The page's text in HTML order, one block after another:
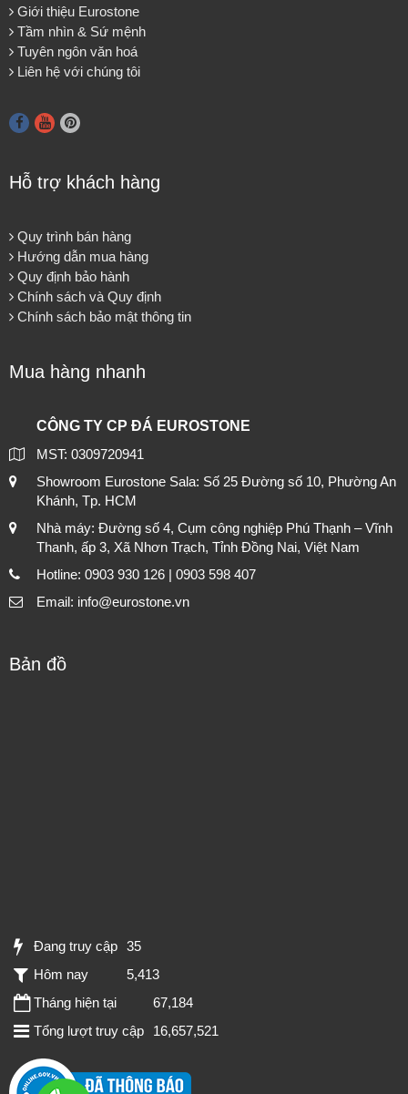
Giới thiệu Eurostone
Tầm nhìn & Sứ mệnh
Tuyên ngôn văn hoá
Liên hệ với chúng tôi
Hỗ trợ khách hàng
Quy trình bán hàng
Hướng dẫn mua hàng
Quy định bảo hành
Chính sách và Quy định
Chính sách bảo mật thông tin
Mua hàng nhanh
CÔNG TY CP ĐÁ EUROSTONE
MST: 0309720941
Showroom Eurostone Sala: Số 25 Đường số 10, Phường An
Khánh, Tp. HCM
Nhà máy: Đường số 4, Cụm công nghiệp Phú Thạnh – Vĩnh
Thanh, ấp 3, Xã Nhơn Trạch, Tỉnh Đồng Nai, Việt Nam
Hotline: 0903 930 126 | 0903 598 407
Email: info@eurostone.vn
Bản đồ
Đang truy cập 35
Hôm nay
5,413
Tháng hiện tại
67,184
Tổng lượt truy cập
16,657,521